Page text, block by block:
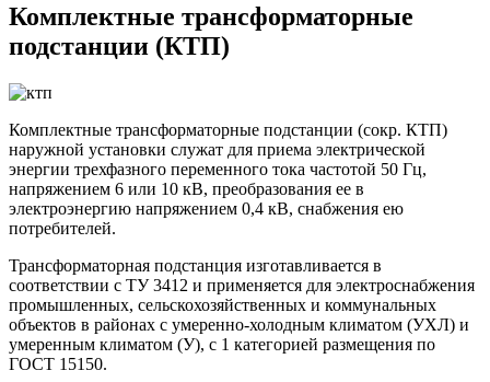
Комплектные трансформаторные
подстанции (КТП)
Комплектные трансформаторные подстанции (сокр. КТП)
наружной установки служат для приема электрической
энергии трехфазного переменного тока частотой 50 Гц,
напряжением 6 или 10 кВ, преобразования ее в
электроэнергию напряжением 0,4 кВ, снабжения ею
потребителей.
Трансформаторная подстанция изготавливается в
соответствии с ТУ 3412 и применяется для электроснабжения
промышленных, сельскохозяйственных и коммунальных
объектов в районах с умеренно-холодным климатом (УХЛ) и
умеренным климатом (У), с 1 категорией размещения по
ГОСТ 15150.